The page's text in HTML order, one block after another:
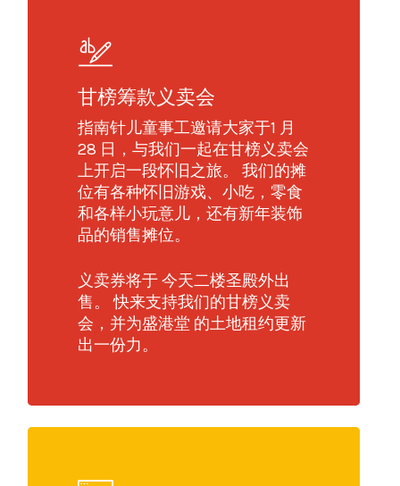
甘榜筹款义卖会
指南针儿童事工邀请大家于1 月
28 日，与我们一起在甘榜义卖会
上开启一段怀旧之旅。 我们的摊
位有各种怀旧游戏、小吃，零食
和各样小玩意儿，还有新年装饰
品的销售摊位。
义卖券将于 今天二楼圣殿外出
售。 快来支持我们的甘榜义卖
会，并为盛港堂 的土地租约更新
出一份力。